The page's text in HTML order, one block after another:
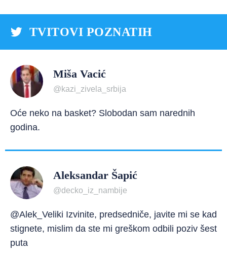
TVITOVI POZNATIH
Miša Vacić
@kazi_zivela_srbija
Oće neko na basket? Slobodan sam narednih
godina.
Aleksandar Šapić
@decko_iz_nambije
@Alek_Veliki Izvinite, predsedniče, javite mi se kad
stignete, mislim da ste mi greškom odbili poziv šest
puta